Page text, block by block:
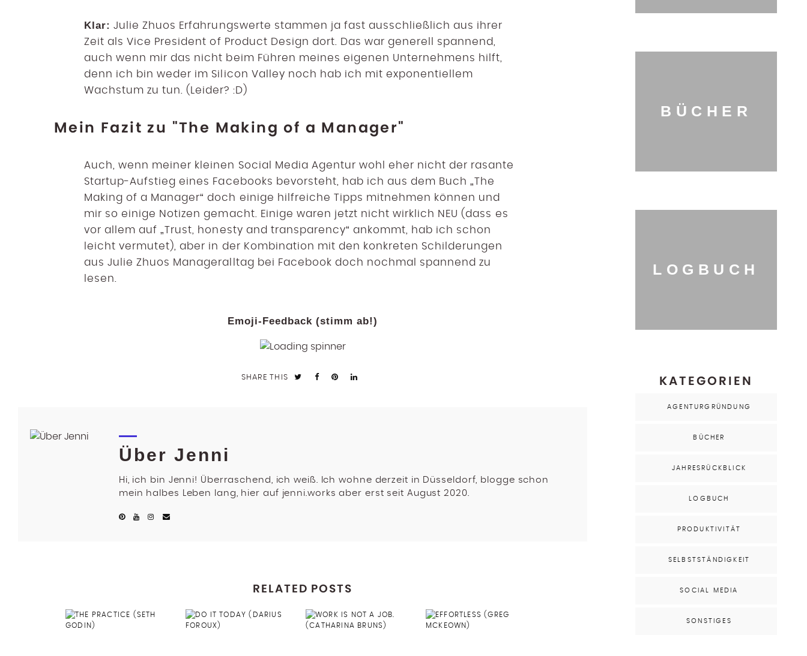
Klar: Julie Zhuos Erfahrungswerte stammen ja fast ausschließlich aus ihrer
Zeit als Vice President of Product Design dort. Das war generell spannend,
auch wenn mir das nicht beim Führen meines eigenen Unternehmens hilft,
denn ich bin weder im Silicon Valley noch hab ich mit exponentiellem
Wachstum zu tun. (Leider? :D)
Mein Fazit zu "The Making of a Manager"
Auch, wenn meiner kleinen Social Media Agentur wohl eher nicht der rasante
Startup-Aufstieg eines Facebooks bevorsteht, hab ich aus dem Buch „The
Making of a Manager“ doch einige hilfreiche Tipps mitnehmen können und
mir so einige Notizen gemacht. Einige waren jetzt nicht wirklich NEU (dass es
vor allem auf „Trust, honesty and transparency“ ankommt, hab ich schon
leicht vermutet), aber in der Kombination mit den konkreten Schilderungen
aus Julie Zhuos Manageralltag bei Facebook doch nochmal spannend zu
lesen.
Emoji-Feedback (stimm ab!)
SHARE THIS
Über Jenni
Hi, ich bin Jenni! Überraschend, ich weiß. Ich wohne derzeit in Düsseldorf, blogge schon
mein halbes Leben lang, hier auf jenni.works aber erst seit August 2020.
RELATED POSTS
BÜCHER
LOGBUCH
KATEGORIEN
AGENTURGRÜNDUNG
BÜCHER
JAHRESRÜCKBLICK
LOGBUCH
PRODUKTIVITÄT
SELBSTSTÄNDIGKEIT
SOCIAL MEDIA
SONSTIGES